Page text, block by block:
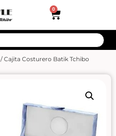
0
/ Cajita Costurero Batik Tchibo